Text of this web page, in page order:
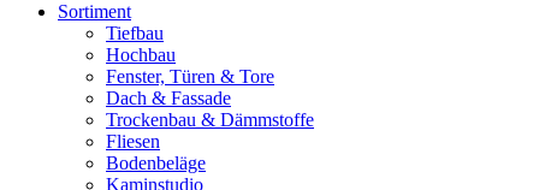
Sortiment
Tiefbau
Hochbau
Fenster, Türen & Tore
Dach & Fassade
Trockenbau & Dämmstoffe
Fliesen
Bodenbeläge
Kaminstudio